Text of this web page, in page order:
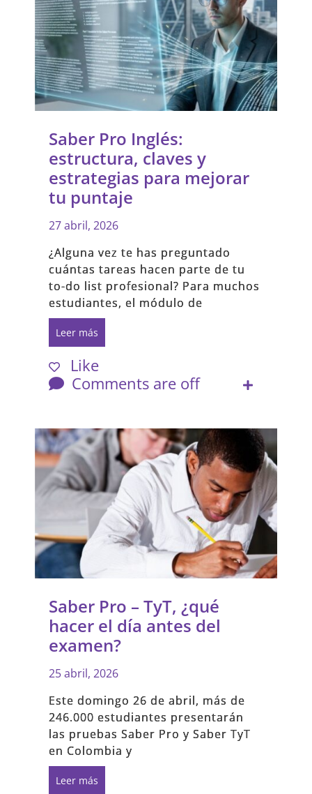
Saber Pro Inglés:
estructura, claves y
estrategias para mejorar
tu puntaje
27 abril, 2026
¿Alguna vez te has preguntado
cuántas tareas hacen parte de tu
to-do list profesional? Para muchos
estudiantes, el módulo de
Leer más
Like
Comments are off
Saber Pro – TyT, ¿qué
hacer el día antes del
examen?
25 abril, 2026
Este domingo 26 de abril, más de
246.000 estudiantes presentarán
las pruebas Saber Pro y Saber TyT
en Colombia y
Leer más